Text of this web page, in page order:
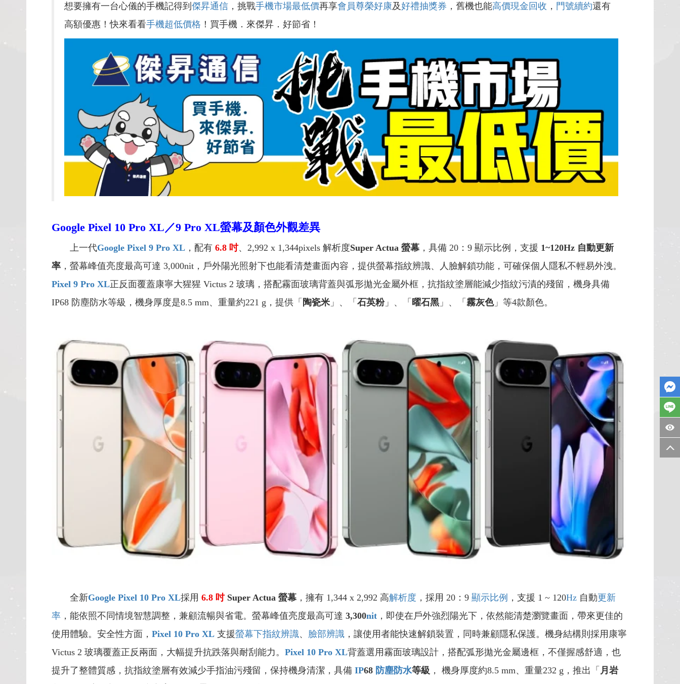
想要擁有一台心儀的手機記得到 傑昇通信 ，挑戰手機市場最低價再享會員尊榮好康及好禮抽獎券 ，舊機也能高價現金回收 ， 門號續約還有
高額優惠！快來看看手機超低價格 ！買手機．來傑昇．好節省！
Google Pixel 10 Pro XL／9 Pro XL螢幕及顏色外觀差異
上一代Google Pixel 9 Pro XL ，配有 6.8 吋、2,992 x 1,344pixels 解析度Super Actua 螢幕 ，具備 20：9 顯示比例，支援 1~120Hz 自動更新
率 ，螢幕峰值亮度最高可達 3,000nit，戶外陽光照射下也能看清楚畫面內容，提供螢幕指紋辨識、人臉解鎖功能，可確保個人隱私不輕易外洩。
Pixel 9 Pro XL正反面覆蓋康寧大猩猩 Victus 2 玻璃，搭配霧面玻璃背蓋與弧形拋光金屬外框，抗指紋塗層能減少指紋污漬的殘留，機身具備
IP68 防塵防水等級，機身厚度是8.5 mm、重量約221 g，提供「 陶瓷米」、「 石英粉」、「 曜石黑 」、「 霧灰色」等4款顏色。
全新Google Pixel 10 Pro XL採用 6.8 吋Super Actua 螢幕 ，擁有 1,344 x 2,992 高解析度 ，採用 20：9 顯示比例 ，支援 1 ~ 120Hz 自動更新
率 ，能依照不同情境智慧調整，兼顧流暢與省電。螢幕峰值亮度最高可達 3,300nit ，即使在戶外強烈陽光下，依然能清楚瀏覽畫面，帶來更佳的
使用體驗。安全性方面， Pixel 10 Pro XL 支援螢幕下指紋辨識、 臉部辨識 ，讓使用者能快速解鎖裝置，同時兼顧隱私保護。機身結構則採用康寧
Victus 2 玻璃覆蓋正反兩面，大幅提升抗跌落與耐刮能力。 Pixel 10 Pro XL背蓋選用霧面玻璃設計，搭配弧形拋光金屬邊框，不僅握感舒適，也
提升了整體質感，抗指紋塗層有效減少手指油污殘留，保持機身清潔，具備 IP68 防塵防水等級 ， 機身厚度約8.5 mm、重量232 g，推出「 月岩